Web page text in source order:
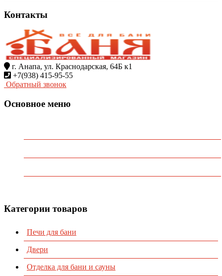
Контакты
г. Анапа, ул. Краснодарская, 64Б к1
+7(938) 415-95-55
Обратный звонок
Основное меню
Категории товаров
Печи для бани
Двери
Отделка для бани и сауны